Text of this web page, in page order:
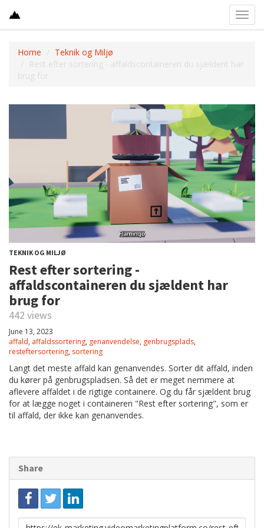
Home
Teknik og Miljø
Rest efter sortering - affaldscontaineren du sjældent har
brug for
TEKNIK OG MILJØ
Rest efter sortering -
affaldscontaineren du sjældent har
brug for
442 views
June 13, 2023
affald, affaldssortering, genanvendelse, genbrugsplads,
resteftersortering, sortering
Langt det meste affald kan genanvendes. Sorter dit affald, inden
du kører på genbrugspladsen. Så det er meget nemmere at
aflevere affaldet i de rigtige containere. Og du får sjældent brug
for at lægge noget i containeren "Rest efter sortering", som er
til affald, der ikke kan genanvendes.
Share
Link